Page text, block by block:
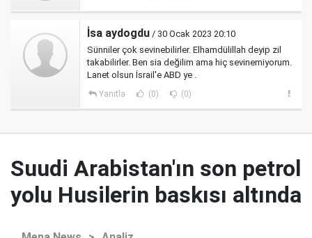
İsa aydogdu / 30 Ocak 2023 20:10
Sünniler çok sevinebilirler. Elhamdülillah deyip zil
takabilirler. Ben sia değilim ama hiç sevinemiyorum.
Lanet olsun İsrail'e ABD ye .
Yanıtla (0) (0)
Suudi Arabistan'ın son petrol
yolu Husilerin baskısı altında